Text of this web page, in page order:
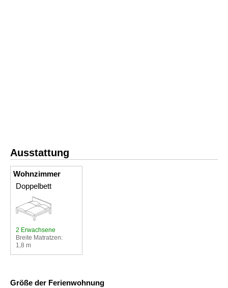
Ausstattung
Wohnzimmer
Doppelbett
2 Erwachsene
Breite Matratzen:
1,8 m
Größe der Ferienwohnung